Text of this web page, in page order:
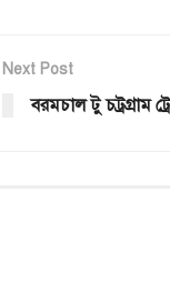
Next Post
বরমচাল টু চট্রগ্রাম